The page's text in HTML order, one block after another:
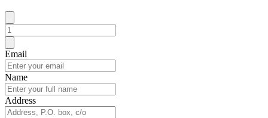
Email
Name
Address